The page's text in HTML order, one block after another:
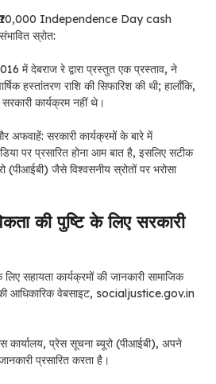
Independence Day cash
स्रोत:
में देबराज रे द्वारा प्रस्तुत एक प्रस्ताव, ने
हस्तांतरण राशि की सिफारिश की थी; हालाँकि,
कार्यक्रम नहीं थे।
अफवाहें: सरकारी कार्यक्रमों के बारे में
पर प्रसारित होना आम बात है, इसलिए सटीक
(पीआईबी) जैसे विश्वसनीय स्रोतों पर भरोसा
की पुष्टि के लिए सरकारी
सहायता कार्यक्रमों की जानकारी सामाजिक
की आधिकारिक वेबसाइट, socialjustice.gov.in
कार्यालय, प्रेस सूचना ब्यूरो (पीआईबी), अपने
प्रसारित करता है।